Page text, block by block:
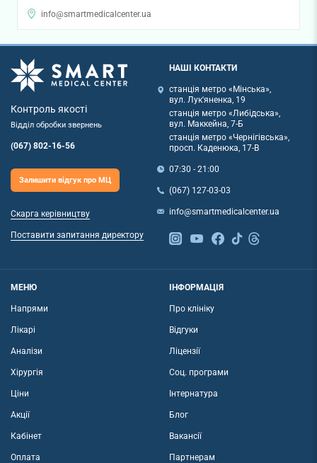
info@smartmedicalcenter.ua
Контроль якості
Відділ обробки звернень
(067) 802-16-56
Залишити відгук про МЦ
Скарга керівництву
Поставити запитання директору
НАШІ КОНТАКТИ
станція метро «Мінська»,
вул. Лук'яненка, 19
станція метро «Либідська»,
вул. Маккейна, 7-Б
станція метро «Чернігівська»,
просп. Каденюка, 17-В
07:30 - 21:00
(067) 127-03-03
info@smartmedicalcenter.ua
МЕНЮ
Напрями
Лікарі
Аналізи
Хірургія
Ціни
Акції
Кабінет
Оплата
ІНФОРМАЦІЯ
Про клініку
Відгуки
Ліцензії
Соц. програми
Інтернатура
Блог
Вакансії
Партнерам